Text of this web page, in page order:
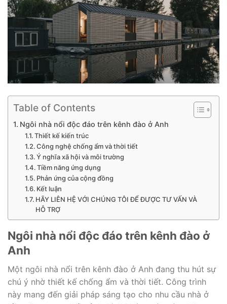
Table of Contents
Ngôi nhà nổi độc đáo trên kênh đào ở Anh
Thiết kế kiến trúc
Công nghệ chống ẩm và thời tiết
Ý nghĩa xã hội và môi trường
Tiềm năng ứng dụng
Phản ứng của cộng đồng
Kết luận
HÃY LIÊN HỆ VỚI CHÚNG TÔI ĐỂ ĐƯỢC TƯ VẤN VÀ
HỖ TRỢ
Ngôi nhà nổi độc đáo trên kênh đào ở
Anh
Một ngôi nhà nổi trên kênh đào ở Anh đang thu hút sự
chú ý nhờ thiết kế chống ẩm và thời tiết. Công trình
này mang đến giải pháp sáng tạo cho nhu cầu nhà ở